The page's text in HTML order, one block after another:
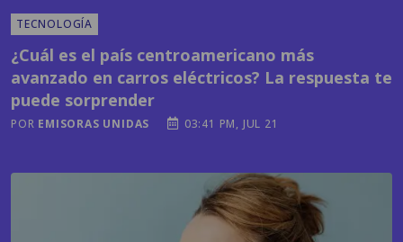
avanzado en carros eléctricos? La respuesta te
puede sorprender
EMISORAS UNIDAS 03:41 PM, JUL 21